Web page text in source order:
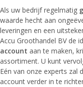
Als uw bedrijf regelmatig
waarde hecht aan
leveringen en een
Accu Groothandel BV de
account aan te maken,
assortiment. U kunt
Eén van onze experts
account verder in te